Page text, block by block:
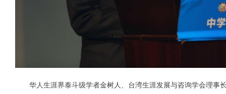
华人生涯界泰斗级学者金树人、台湾生涯发展与咨询学会理事